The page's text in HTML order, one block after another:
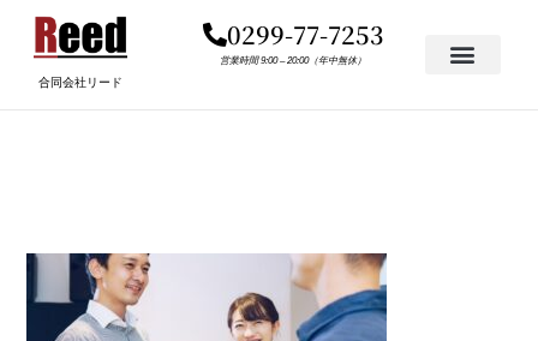
キ
合同会社リード
0299-77-7253
営業時間 9:00 – 20:00（年中無休）